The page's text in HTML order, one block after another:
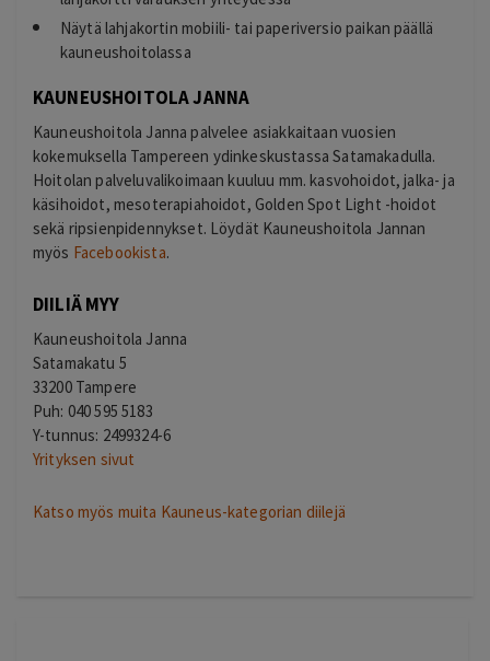
Näytä lahjakortin mobiili- tai paperiversio paikan päällä
kauneushoitolassa
KAUNEUSHOITOLA JANNA
Kauneushoitola Janna palvelee asiakkaitaan vuosien
kokemuksella Tampereen ydinkeskustassa Satamakadulla.
Hoitolan palveluvalikoimaan kuuluu mm. kasvohoidot, jalka- ja
käsihoidot, mesoterapiahoidot, Golden Spot Light -hoidot
sekä ripsienpidennykset. Löydät Kauneushoitola Jannan
myös Facebookista.
DIILIÄ MYY
Kauneushoitola Janna
Satamakatu 5
33200 Tampere
Puh: 040 595 5183
Y-tunnus: 2499324-6
Yrityksen sivut
Katso myös muita Kauneus-kategorian diilejä